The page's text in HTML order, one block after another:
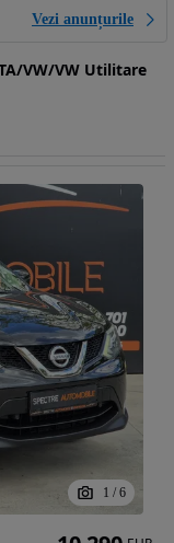
Vezi anunțurile
VW/VW Utilitare
1 / 6